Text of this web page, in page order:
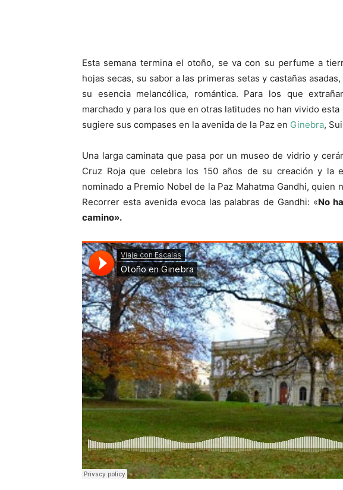
Esta semana termina el otoño, se va con su perfume a
hojas secas, su sabor a las primeras setas y castañas
su esencia melancólica, romántica. Para los que
marchado y para los que en otras latitudes no han vivido
sugiere sus compases en la avenida de la Paz en Ginebra,
Una larga caminata que pasa por un museo de vidrio y
Cruz Roja que celebra los 150 años de su creación y la
nominado a Premio Nobel de la Paz Mahatma Gandhi, quien
Recorrer esta avenida evoca las palabras de Gandhi: «No
camino».